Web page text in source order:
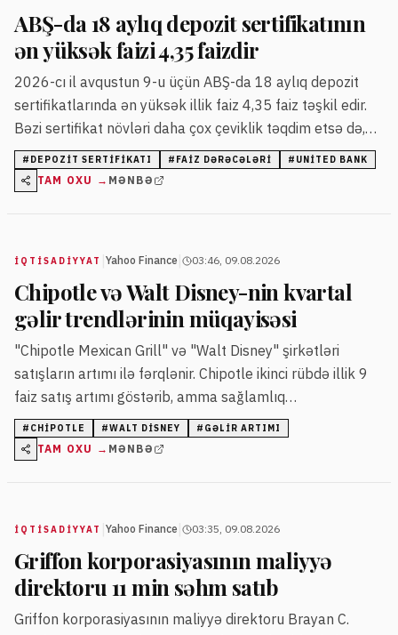
ABŞ-da 18 aylıq depozit sertifikatının
ən yüksək faizi 4,35 faizdir
2026-cı il avqustun 9-u üçün ABŞ-da 18 aylıq depozit
sertifikatlarında ən yüksək illik faiz 4,35 faiz təşkil edir.
Bəzi sertifikat növləri daha çox çeviklik təqdim etsə də,
faiz dərəcəsi dəyişkən ola bilər.
# DEPOZIT SERTIFIKATI # FAIZ DƏRƏCƏLƏRI # UNITED BANK
TAM OXU → MƏNBƏ
İQTISADIYYAT Yahoo Finance 03:46, 09.08.2026
Chipotle və Walt Disney-nin kvartal
gəlir trendlərinin müqayisəsi
"Chipotle Mexican Grill" və "Walt Disney" şirkətləri
satışların artımı ilə fərqlənir. Chipotle ikinci rübdə illik 9
faiz satış artımı göstərib, amma sağlamlıq
xəbərdarlıqları onun səhmlərinə təzyiq edib.
# CHIPOTLE #WALT DISNEY # GƏLIR ARTIMI
TAM OXU → MƏNBƏ
İQTISADIYYAT Yahoo Finance 03:35, 09.08.2026
Griffon korporasiyasının maliyyə
direktoru 11 min səhm satıb
Griffon korporasiyasının maliyyə direktoru Brayan C.